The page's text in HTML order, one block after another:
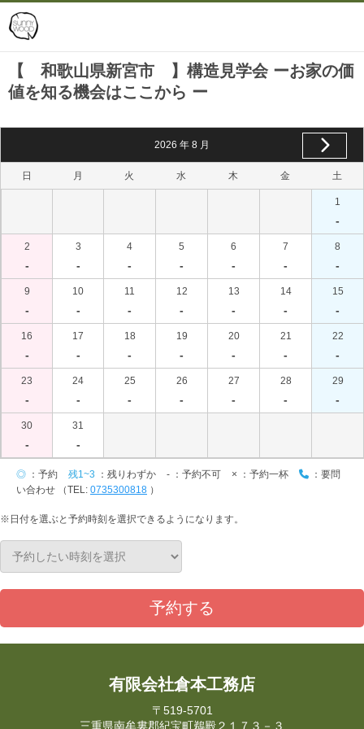
【 和歌山県新宮市 】構造見学会 ーお家の価
値を知る機会はここから ー
2026 年 8 月
日 月 火 水 木 金 土
1
-
2
-
3
-
4
-
5
-
6
-
7
-
8
-
9
-
10
-
11
-
12
-
13
-
14
-
15
-
16
-
17
-
18
-
19
-
20
-
21
-
22
-
23
-
24
-
25
-
26
-
27
-
28
-
29
-
30
-
31
-
◎ ：予約 残1~3 ：残りわずか - ：予約不可 × ：予約一杯
：要問
い合わせ （TEL: 0735300818 ）
※日付を選ぶと予約時刻を選択できるようになります。
予約する
有限会社倉本工務店
〒519-5701
三重県南牟婁郡紀宝町鵜殿２１７３－３